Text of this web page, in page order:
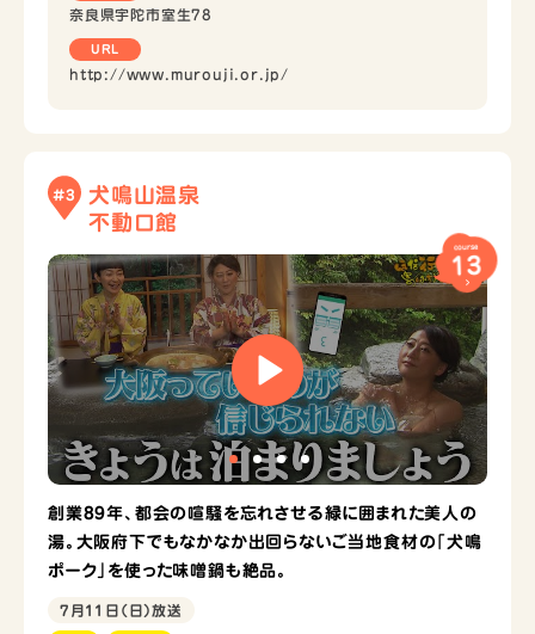
奈良県宇陀市室生78
URL
http://www.murouji.or.jp/
#3
犬鳴山温泉
不動口館
course
13
創業89年、都会の喧騒を忘れさせる緑に囲まれた美人の
湯。大阪府下でもなかなか出回らないご当地食材の「犬鳴
ポーク」を使った味噌鍋も絶品。
7月11日（日）放送